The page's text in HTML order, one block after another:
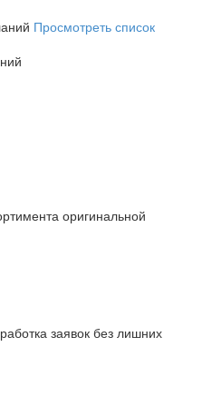
Просмотреть список
оригинальной
заявок без лишних